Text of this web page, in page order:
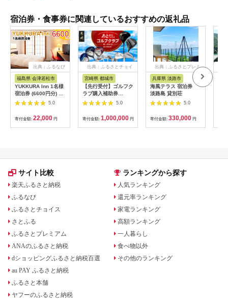
宿泊券・食事券に関連しているおすすめの返礼品
出典：ふるなび
福島県 会津若松市
YUKKURA Inn 1名様
宿泊券 (6600円分) ワ
ーケーションお試しプ
ラン｜東北 福島県 会
津若松市 東山温泉 旅
行 クーポン 利用券
[0800]
5.0
寄付金額: 22,000 円
出典：ふるさとチョイ
宮崎県 都城市
【先行受付】ゴルフク
ラブ購入補助券
300,000円_GI-
C701_(都城市) ゴルフ
ゴルフクラブ ダンロ
ップ ゼクシオ スリク
ソン クリーブランド
ハイブリッド ウエッ
5.0
寄付金額: 1,000,000 円
出典：ふるさとプレミ
アム
兵庫県 淡路市
海風テラス 宿泊券
淡路島 貸別荘
5.0
寄付金額: 330,000 円
サイト比較
楽天ふるさと納税
ふるなび
ふるさとチョイス
さとふる
ふるさとプレミアム
ANAのふるさと納税
dショッピングふるさと納税百選
au PAY ふるさと納税
ふるさと本舗
ヤフーのふるさと納税
ランキングから探す
人気ランキング
還元率ランキング
家電ランキング
高額ランキング
一人暮らし
食べ物以外
その他のランキング